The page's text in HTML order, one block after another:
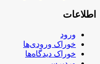
اطلاعات
ورود
خوراک ورودی‌ها
خوراک دیدگاه‌ها